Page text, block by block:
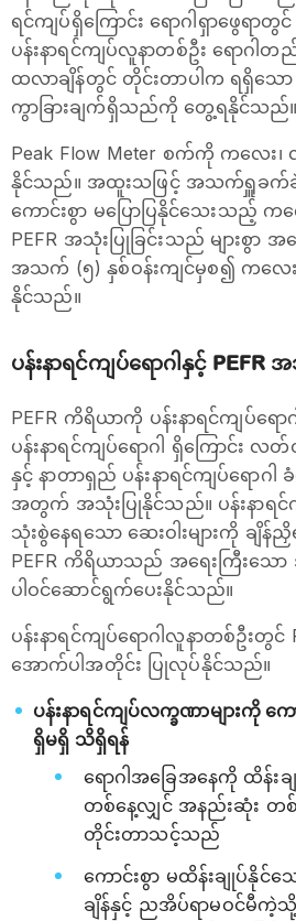
ရင်ကျပ်ရှိကြောင်း ရောဂါရှာဖွေရ
ပန်းနာရင်ကျပ်လူနာတစ်ဦး ရောဂါတည်
ထလာချိန်တွင် တိုင်းတာပါက ရရှိသော
ကွာခြားချက်ရှိသည်ကို တွေ့ရနိုင်သည်။
Peak Flow Meter စက်ကို ကလေး၊
နိုင်သည်။ အထူးသဖြင့် အသက်ရှူခက်
ကောင်းစွာ မပြောပြနိုင်သေးသည့်
PEFR အသုံးပြုခြင်းသည် များစွာ
အသက် (၅) နှစ်ဝန်းကျင်မှစ၍ ကလေ
နိုင်သည်။
ပန်းနာရင်ကျပ်ရောဂါနှင့် PEFR
PEFR ကိရိယာကို ပန်းနာရင်ကျပ်ရေ
ပန်းနာရင်ကျပ်ရောဂါ ရှိကြောင်း
နှင့် နာတာရှည် ပန်းနာရင်ကျပ်ရောဂါ
အတွက် အသုံးပြုနိုင်သည်။ ပန်းနာရင်
သုံးစွဲနေရသော ဆေးဝါးများကို ခ
PEFR ကိရိယာသည် အရေးကြီးသေ
ပါဝင်ဆောင်ရွက်ပေးနိုင်သည်။
ပန်းနာရင်ကျပ်ရောဂါလူနာတစ်ဦးတွ
အောက်ပါအတိုင်း ပြုလုပ်နိုင်သည်။
ပန်းနာရင်ကျပ်လက္ခဏာများကို ကေ
ရှိမရှိ သိရှိရန်
ရောဂါအခြေအနေကို ထိန်
တစ်နေ့လျှင် အနည်းဆုံး တစ်
တိုင်းတာသင့်သည်
ကောင်းစွာ မထိန်းချုပ်နိုင်
ချိန်နှင့် ညအိပ်ရာမဝင်မီကဲ့